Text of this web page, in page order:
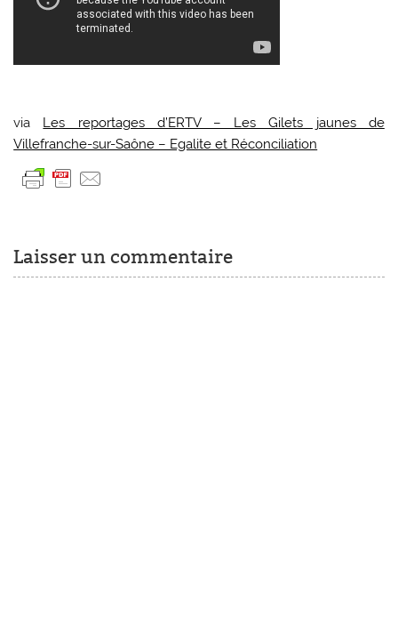
via Les reportages d’ERTV – Les Gilets jaunes de
Villefranche-sur-Saône – Egalite et Réconciliation
Laisser un commentaire